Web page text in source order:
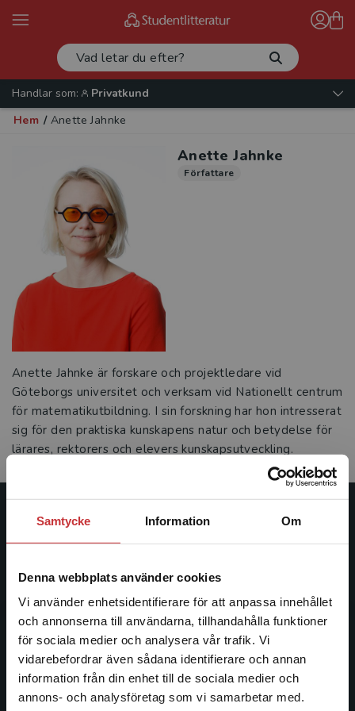
Samtycke Information Om
Denna webbplats använder cookies
Vi använder enhetsidentifierare för att anpassa innehållet
och annonserna till användarna, tillhandahålla funktioner
för sociala medier och analysera vår trafik. Vi
vidarebefordrar även sådana identifierare och annan
information från din enhet till de sociala medier och
annons- och analysföretag som vi samarbetar med.
Begränsad fraktregion
Handlar som:
Privatkund
Hem / Anette Jahnke
Anette Jahnke
Författare
Anette Jahnke är forskare och projektledare vid
Göteborgs universitet och verksam vid Nationellt centrum
för matematikutbildning. I sin forskning har hon intresserat
sig för den praktiska kunskapens natur och betydelse för
lärares, rektorers och elevers kunskapsutveckling.
Studentlitteratur
ledande utbildningsförlag. Med läromedel, kurslitteratur,
facklitteratur, utbildningar och digitala
informationstjänster i utbudet, finns Studentlitteratur med
längs hela kunskapsresan.
Kontakta oss